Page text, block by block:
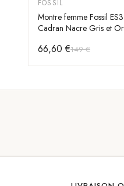
-55%
FOSSIL
Montre femme Fossil
Cadran Nacre Gris et Or
66,60 €149 €